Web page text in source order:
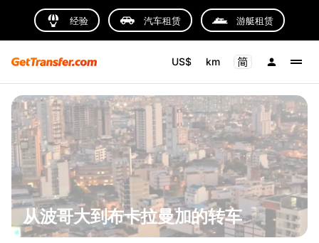
经验 汽车租赁 游艇租赁
US$ km
从波哥大到布卡拉曼加的转车